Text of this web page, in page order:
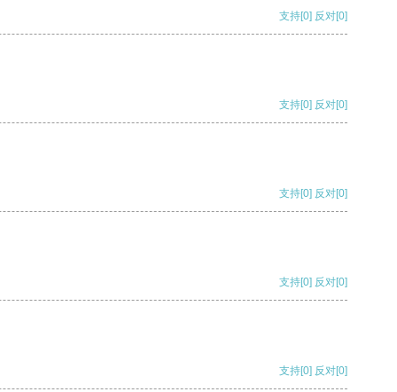
支持[0] 反对[0]
支持[0] 反对[0]
支持[0] 反对[0]
支持[0] 反对[0]
支持[0] 反对[0]